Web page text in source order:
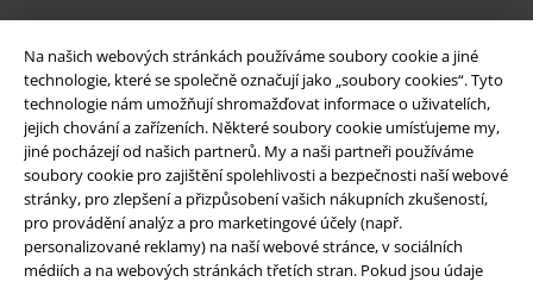
Na našich webových stránkách používáme soubory cookie a jiné
technologie, které se společně označují jako „soubory cookies“. Tyto
technologie nám umožňují shromažďovat informace o uživatelích,
jejich chování a zařízeních. Některé soubory cookie umísťujeme my,
jiné pocházejí od našich partnerů. My a naši partneři používáme
soubory cookie pro zajištění spolehlivosti a bezpečnosti naší webové
stránky, pro zlepšení a přizpůsobení vašich nákupních zkušeností,
pro provádění analýz a pro marketingové účely (např.
personalizované reklamy) na naší webové stránce, v sociálních
médiích a na webových stránkách třetích stran. Pokud jsou údaje
Právní informace